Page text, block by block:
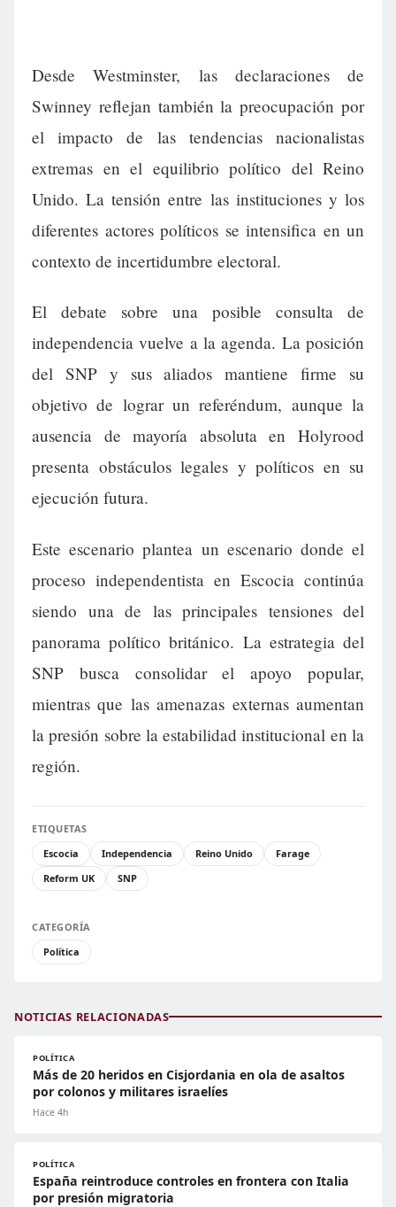
Desde Westminster, las declaraciones de
Swinney reflejan también la preocupación por
el impacto de las tendencias nacionalistas
extremas en el equilibrio político del Reino
Unido. La tensión entre las instituciones y los
diferentes actores políticos se intensifica en un
contexto de incertidumbre electoral.
El debate sobre una posible consulta de
independencia vuelve a la agenda. La posición
del SNP y sus aliados mantiene firme su
objetivo de lograr un referéndum, aunque la
ausencia de mayoría absoluta en Holyrood
presenta obstáculos legales y políticos en su
ejecución futura.
Este escenario plantea un escenario donde el
proceso independentista en Escocia continúa
siendo una de las principales tensiones del
panorama político británico. La estrategia del
SNP busca consolidar el apoyo popular,
mientras que las amenazas externas aumentan
la presión sobre la estabilidad institucional en la
región.
ETIQUETAS
Escocia
Independencia Reino Unido
Farage
Reform UK
SNP
CATEGORÍA
Política
NOTICIAS RELACIONADAS
POLÍTICA
Más de 20 heridos en Cisjordania en ola de asaltos
por colonos y militares israelíes
Hace 4h
POLÍTICA
España reintroduce controles en frontera con Italia
por presión migratoria